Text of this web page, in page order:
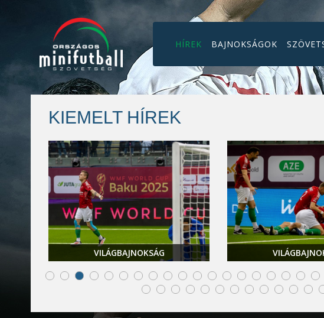
HÍREK BAJNOKSÁGOK
KIEMELT HÍREK
VILÁGBAJNOKSÁG